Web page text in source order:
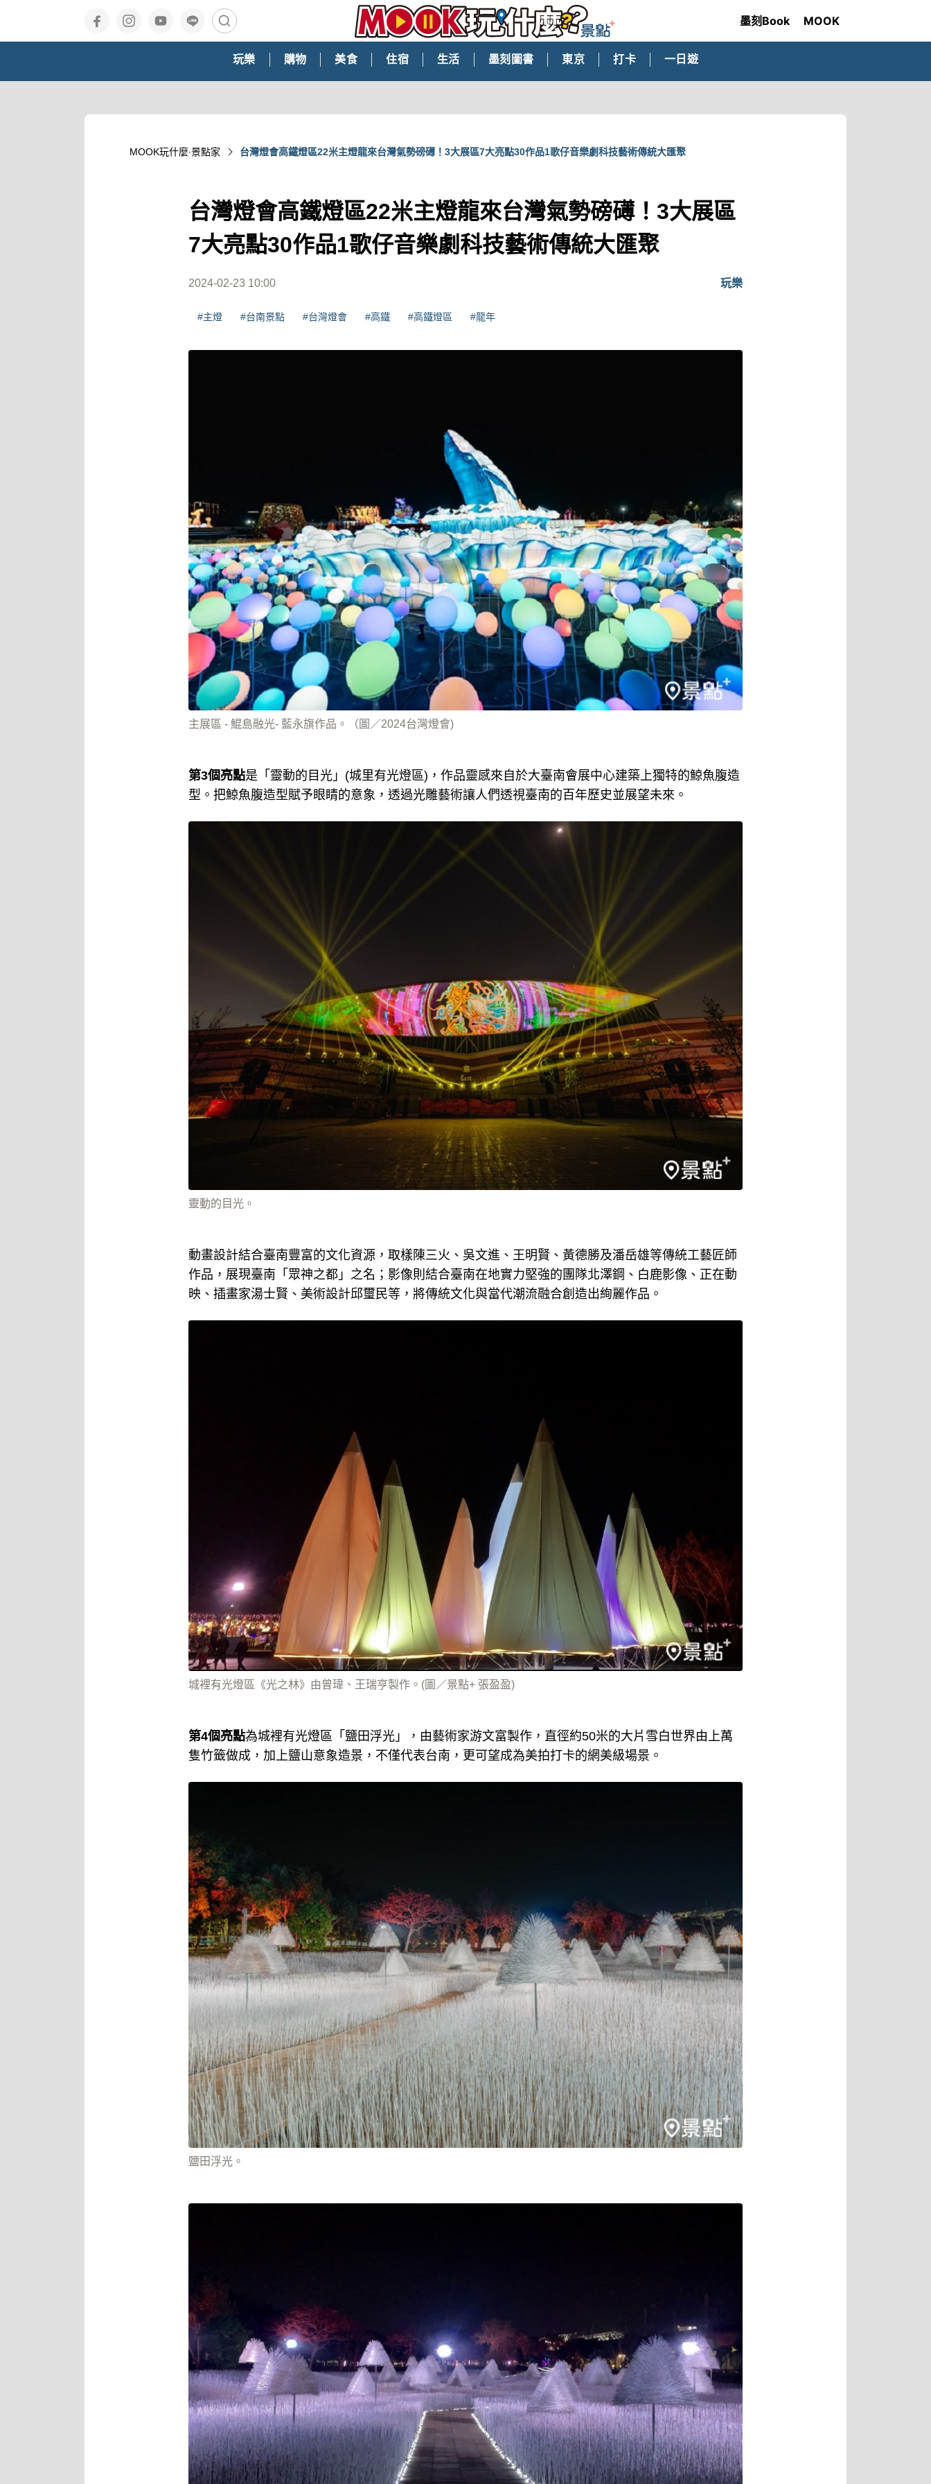
墨刻Book MOOK
玩樂 購物 美食 住宿 生活 墨刻圖書 東京 打卡 一日遊
MOOK玩什麼‧景點家 台灣燈會高鐵燈區22米主燈龍來台灣氣勢磅礡！3大展區7大亮點30作品1歌仔音樂劇科技藝術傳統大匯聚
台灣燈會高鐵燈區22米主燈龍來台灣氣勢磅礡！3大展區
7大亮點30作品1歌仔音樂劇科技藝術傳統大匯聚
2024-02-23 10:00 玩樂
#主燈 #台南景點 #台灣燈會 #高鐵 #高鐵燈區 #龍年
主展區 - 鯤島融光- 藍永旗作品。（圖／2024台灣燈會)
第3個亮點是「靈動的目光」(城里有光燈區)，作品靈感來自於大臺南會展中心建築上獨特的鯨魚腹造
型。把鯨魚腹造型賦予眼睛的意象，透過光雕藝術讓人們透視臺南的百年歷史並展望未來。
靈動的目光。
動畫設計結合臺南豐富的文化資源，取樣陳三火、吳文進、王明賢、黃德勝及潘岳雄等傳統工藝匠師
作品，展現臺南「眾神之都」之名；影像則結合臺南在地實力堅強的團隊北澤鋼、白鹿影像、正在動
映、插畫家湯士賢、美術設計邱璽民等，將傳統文化與當代潮流融合創造出絢麗作品。
城裡有光燈區《光之林》由曾瑋、王瑞亨製作。(圖／景點+ 張盈盈)
第4個亮點為城裡有光燈區「鹽田浮光」，由藝術家游文富製作，直徑約50米的大片雪白世界由上萬
隻竹籤做成，加上鹽山意象造景，不僅代表台南，更可望成為美拍打卡的網美級場景。
鹽田浮光。